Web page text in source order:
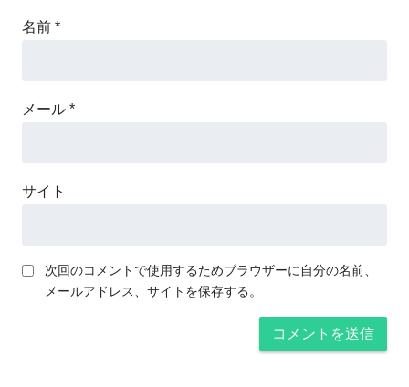
名前 *
メール *
サイト
次回のコメントで使用するためブラウザーに自分の名前、
メールアドレス、サイトを保存する。